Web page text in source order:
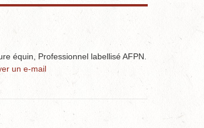
équin, Professionnel labellisé AFPN.
un e-mail